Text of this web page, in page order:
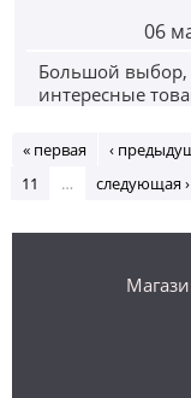
06
Большой выбор,
интересные
доставили в
аккуратно!
« первая ‹
11
… следующая ›